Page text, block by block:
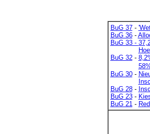
BuG 37-
BuG 36-
BuG 33 -
BuG 32-
BuG 30-
BuG 28-
BuG 23-
BuG 21-